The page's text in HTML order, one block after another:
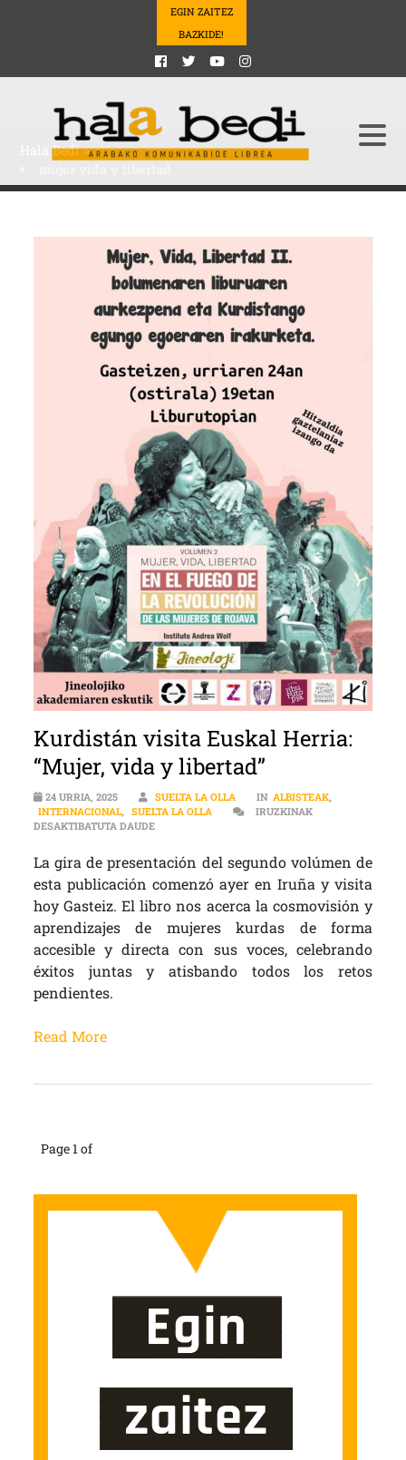
EGIN ZAITEZ
BAZKIDE!
Hala Bedi>
Kurdistán visita Euskal Herria:
“Mujer, vida y libertad”
24 URRIA, 2025 SUELTA LA OLLA IN ALBISTEAK,
INTERNACIONAL, SUELTA LA OLLA
IRUZKINAK
DESAKTIBATUTA DAUDEKURDISTÁN VISITA EUSKAL HERRIA: “MUJER,
La gira de presentación del segundo volúmen de
esta publicación comenzó ayer en Iruña y visita
hoy Gasteiz. El libro nos acerca la cosmovisión y
aprendizajes de mujeres kurdas de forma
accesible y directa con sus voces, celebrando
éxitos juntas y atisbando todos los retos
pendientes.
Read More
Page 1 of